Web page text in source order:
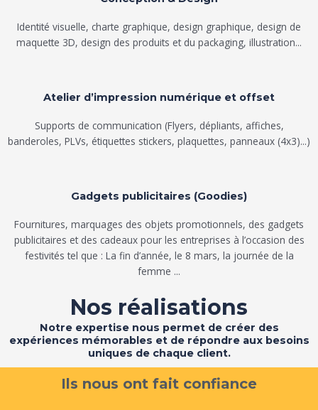
Identité visuelle, charte graphique, design graphique, design de
maquette 3D, design des produits et du packaging, illustration...
Atelier d’impression numérique et offset
Supports de communication (Flyers, dépliants, affiches,
banderoles, PLVs, étiquettes stickers, plaquettes, panneaux (4x3)...)
Gadgets publicitaires (Goodies)
Fournitures, marquages des objets promotionnels, des gadgets
publicitaires et des cadeaux pour les entreprises à l’occasion des
festivités tel que : La fin d’année, le 8 mars, la journée de la
femme ...
Nos réalisations
Notre expertise nous permet de créer des
expériences mémorables et de répondre aux besoins
uniques de chaque client.
Ils nous ont fait confiance